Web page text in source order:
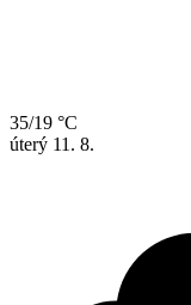
35/19 °C
úterý 11. 8.